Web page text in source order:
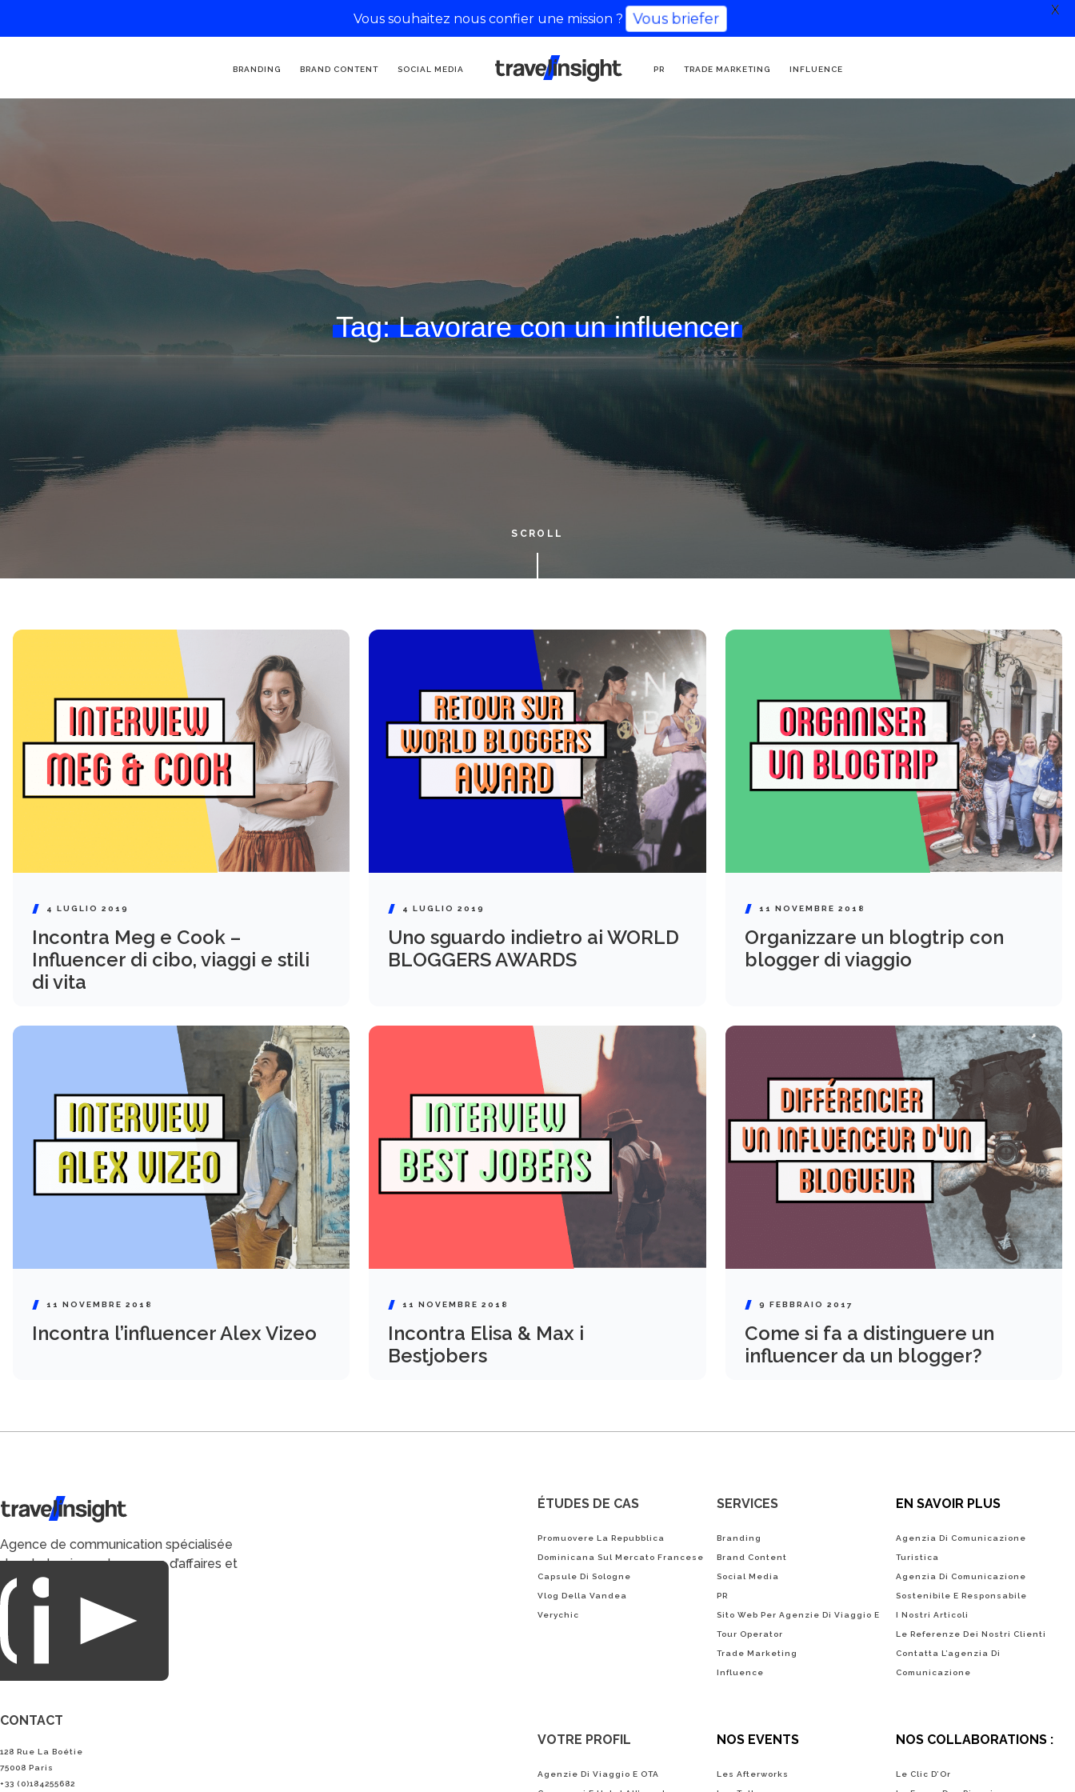
BRANDING BRAND CONTENT SOCIAL MEDIA
AGENZIA DI
COMUNICAZIONE
PR TRADE MARKETING INFLUENCE
Tag:Lavorare con un influencer
SCROLL
4 LUGLIO 2019
Incontra Meg e Cook –
Influencer di cibo, viaggi e stili
di vita
4 LUGLIO 2019
Uno sguardo indietro ai WORLD
BLOGGERS AWARDS
11 NOVEMBRE 2018
Organizzare un blogtrip con
blogger di viaggio
11 NOVEMBRE 2018
Incontra l’influencer Alex Vizeo
11 NOVEMBRE 2018
Incontra Elisa & Max i
Bestjobers
9 FEBBRAIO 2017
Come si fa a distinguere un
influencer da un blogger?
Travel Insight
Agence de communication spécialisée
dans le tourisme du voyage d’affaires et
du loisirs.
CONTACT
128 Rue La Boétie
75008 Paris
+33 (0)184255682
ÉTUDES DE CAS
Promuovere La Repubblica
Dominicana Sul Mercato Francese
Capsule Di Sologne
Vlog Della Vandea
Verychic
SERVICES
Branding
Brand Content
Social Media
PR
Sito Web Per Agenzie Di Viaggio E
Tour Operator
Trade Marketing
Influence
EN SAVOIR PLUS
Agenzia Di Comunicazione
Turistica
Agenzia Di Comunicazione
Sostenibile E Responsabile
I Nostri Articoli
Le Referenze Dei Nostri Clienti
Contatta L’agenzia Di
Comunicazione
VOTRE PROFIL
Agenzie Di Viaggio E OTA
NOS EVENTS
Les Afterworks
NOS COLLABORATIONS :
Le Clic D’Or
Vous souhaitez nous confier une mission ? Vous briefer
X